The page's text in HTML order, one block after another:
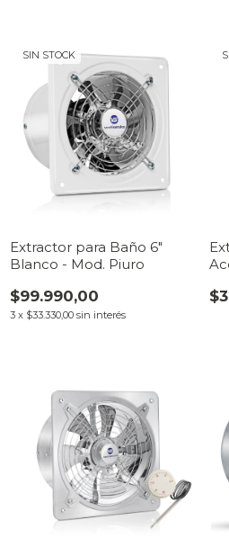
SIN STOCK
Extractor para Baño 6"
Blanco - Mod. Piuro
$99.990,00
3 x $33.330,00 sin interés